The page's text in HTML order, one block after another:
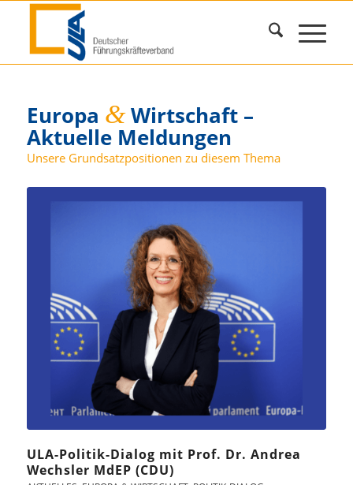
Europa &Wirtschaft –
Aktuelle Meldungen
Unsere Grundsatzpositionen zu diesem Thema
ULA-Politik-Dialog mit Prof. Dr. Andrea
Wechsler MdEP (CDU)